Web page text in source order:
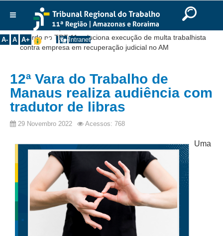
Ir para o rodapé
English
Português Español
A- A A+ Intranet
Institucional
Histórico
Corregedoria
Composição
Turmas
Varas do Trabalho
Juízes Manaus
Juízes Roraima
Juízes Interior
Juízes Substitutos
Você está aqui:Início >> Notícias >>
Acordo no TRT-11 soluciona execução de multa trabalhista
contra empresa em recuperação judicial no AM
12ª Vara do Trabalho de
Manaus realiza audiência com
tradutor de libras
29 Novembro 2022 Acessos: 768
Uma